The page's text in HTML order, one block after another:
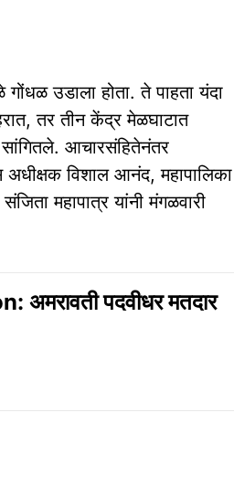
उडाला होता. ते पाहता यंदा
तर तीन केंद्र मेळघाटात
सांगितले. आचारसंहितेनंतर
अधीक्षक विशाल आनंद, महापालिका
महापात्र यांनी मंगळवारी
पदवीधर मतदार